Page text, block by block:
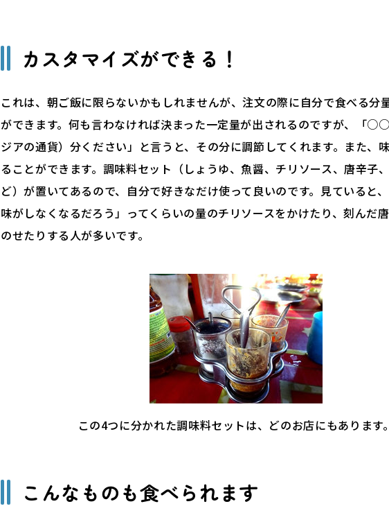
カスタマイズができる！
これは、朝ご飯に限らないかもしれませんが、注文の際に自分で食べる分
ができます。何も言わなければ決まった一定量が出されるのですが、「
ジアの通貨）分ください」と言うと、その分に調節してくれます。また、
ることができます。調味料セット（しょうゆ、魚醤、チリソース、唐辛子
ど）が置いてあるので、自分で好きなだけ使って良いのです。見ていると
味がしなくなるだろう」ってくらいの量のチリソースをかけたり、刻んだ
のせたりする人が多いです。
この4つに分かれた調味料セットは、どのお店にもあります。
こんなものも食べられます